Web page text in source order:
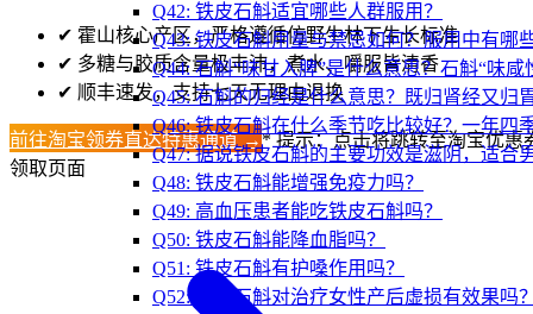
Q42: 铁皮石斛适宜哪些人群服用？
Q43: 铁皮石斛用量与禁忌如何？服用中有哪
Q44: 石斛“味甘入脾”是什么意思？石斛“味
Q45: 石斛的归经是什么意思？既归肾经又归
Q46: 铁皮石斛在什么季节吃比较好？一年四
Q47: 据说铁皮石斛的主要功效是滋阴，适合
Q48: 铁皮石斛能增强免疫力吗？
Q49: 高血压患者能吃铁皮石斛吗？
Q50: 铁皮石斛能降血脂吗？
Q51: 铁皮石斛有护嗓作用吗？
Q52: 铁皮石斛对治疗女性产后虚损有效果吗
✔ 霍山核心产区，严格遵循仿野生林下生长标准
✔ 多糖与胶质含量极丰沛，煮水、嚼服皆清香
✔ 顺丰速发，支持七天无理由退换
前往淘宝领券直达特惠通道 →* 提示：点击将跳转至淘宝优惠
领取页面